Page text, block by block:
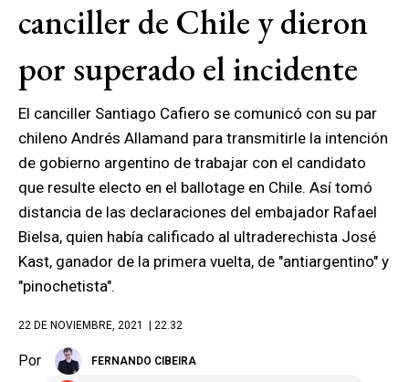
canciller de Chile y dieron
por superado el incidente
El canciller Santiago Cafiero se comunicó con su par
chileno Andrés Allamand para transmitirle la intención
de gobierno argentino de trabajar con el candidato
que resulte electo en el ballotage en Chile. Así tomó
distancia de las declaraciones del embajador Rafael
Bielsa, quien había calificado al ultraderechista José
Kast, ganador de la primera vuelta, de "antiargentino" y
"pinochetista".
22 DE NOVIEMBRE, 2021 | 22.32
Por FERNANDO CIBEIRA